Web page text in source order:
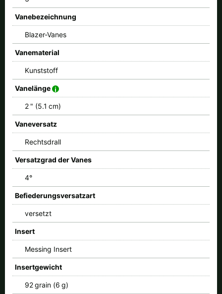
Vanebezeichnung
Blazer-Vanes
Vanematerial
Kunststoff
Vanelänge
2 " (5.1 cm)
Vaneversatz
Rechtsdrall
Versatzgrad der Vanes
4°
Befiederungsversatzart
versetzt
Insert
Messing Insert
Insertgewicht
92 grain (6 g)